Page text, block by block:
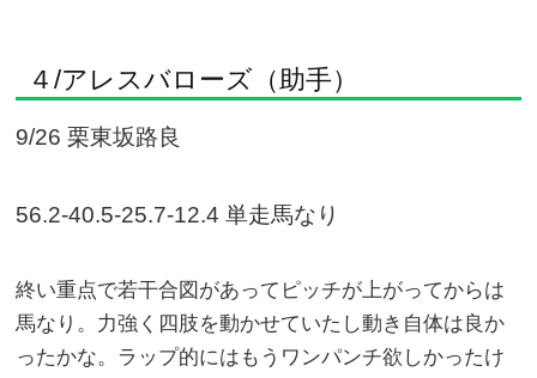
４/アレスバローズ（助手）
9/26 栗東坂路良
56.2-40.5-25.7-12.4 単走馬なり
終い重点で若干合図があってピッチが上がってからは
馬なり。力強く四肢を動かせていたし動き自体は良か
ったかな。ラップ的にはもうワンパンチ欲しかったけ